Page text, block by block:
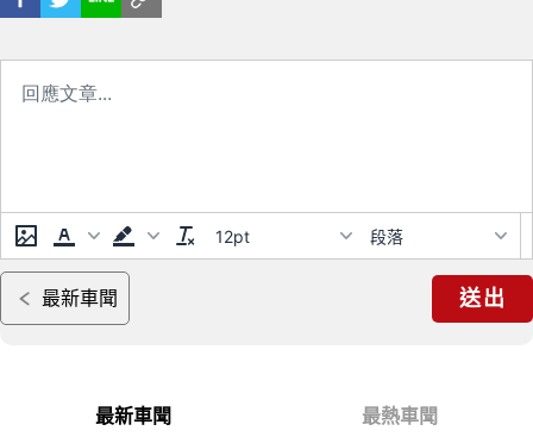
12pt 段落
最新車聞 送出
最新車聞 最熱車聞